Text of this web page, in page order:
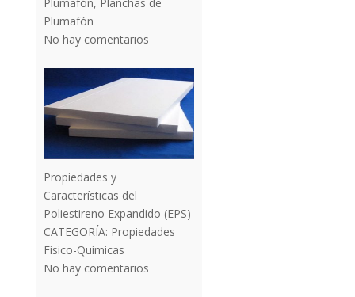
Plumafón
No hay comentarios
Propiedades y
Características del
Poliestireno Expandido (EPS)
CATEGORÍA: Propiedades
Físico-Químicas
No hay comentarios